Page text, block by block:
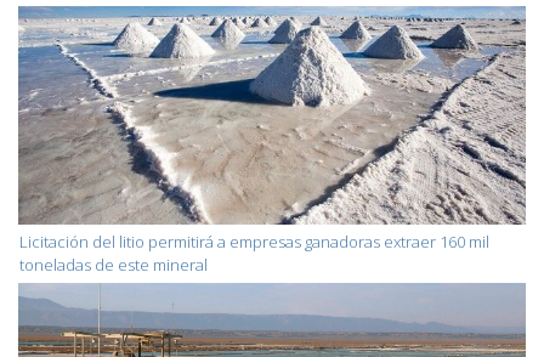
Licitación del litio permitirá a empresas ganadoras extraer 160 mil
toneladas de este mineral